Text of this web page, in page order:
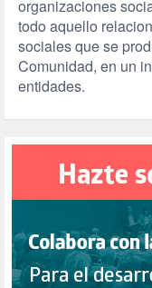
organizaciones
todo aquello
sociales que se
Comunidad, en un
entidades.